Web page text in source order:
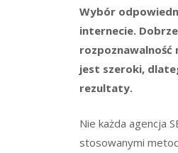
Wybór
internecie.
rozpoznawalność
jest szeroki,
rezultaty.
Nie każda agencja
stosowanymi